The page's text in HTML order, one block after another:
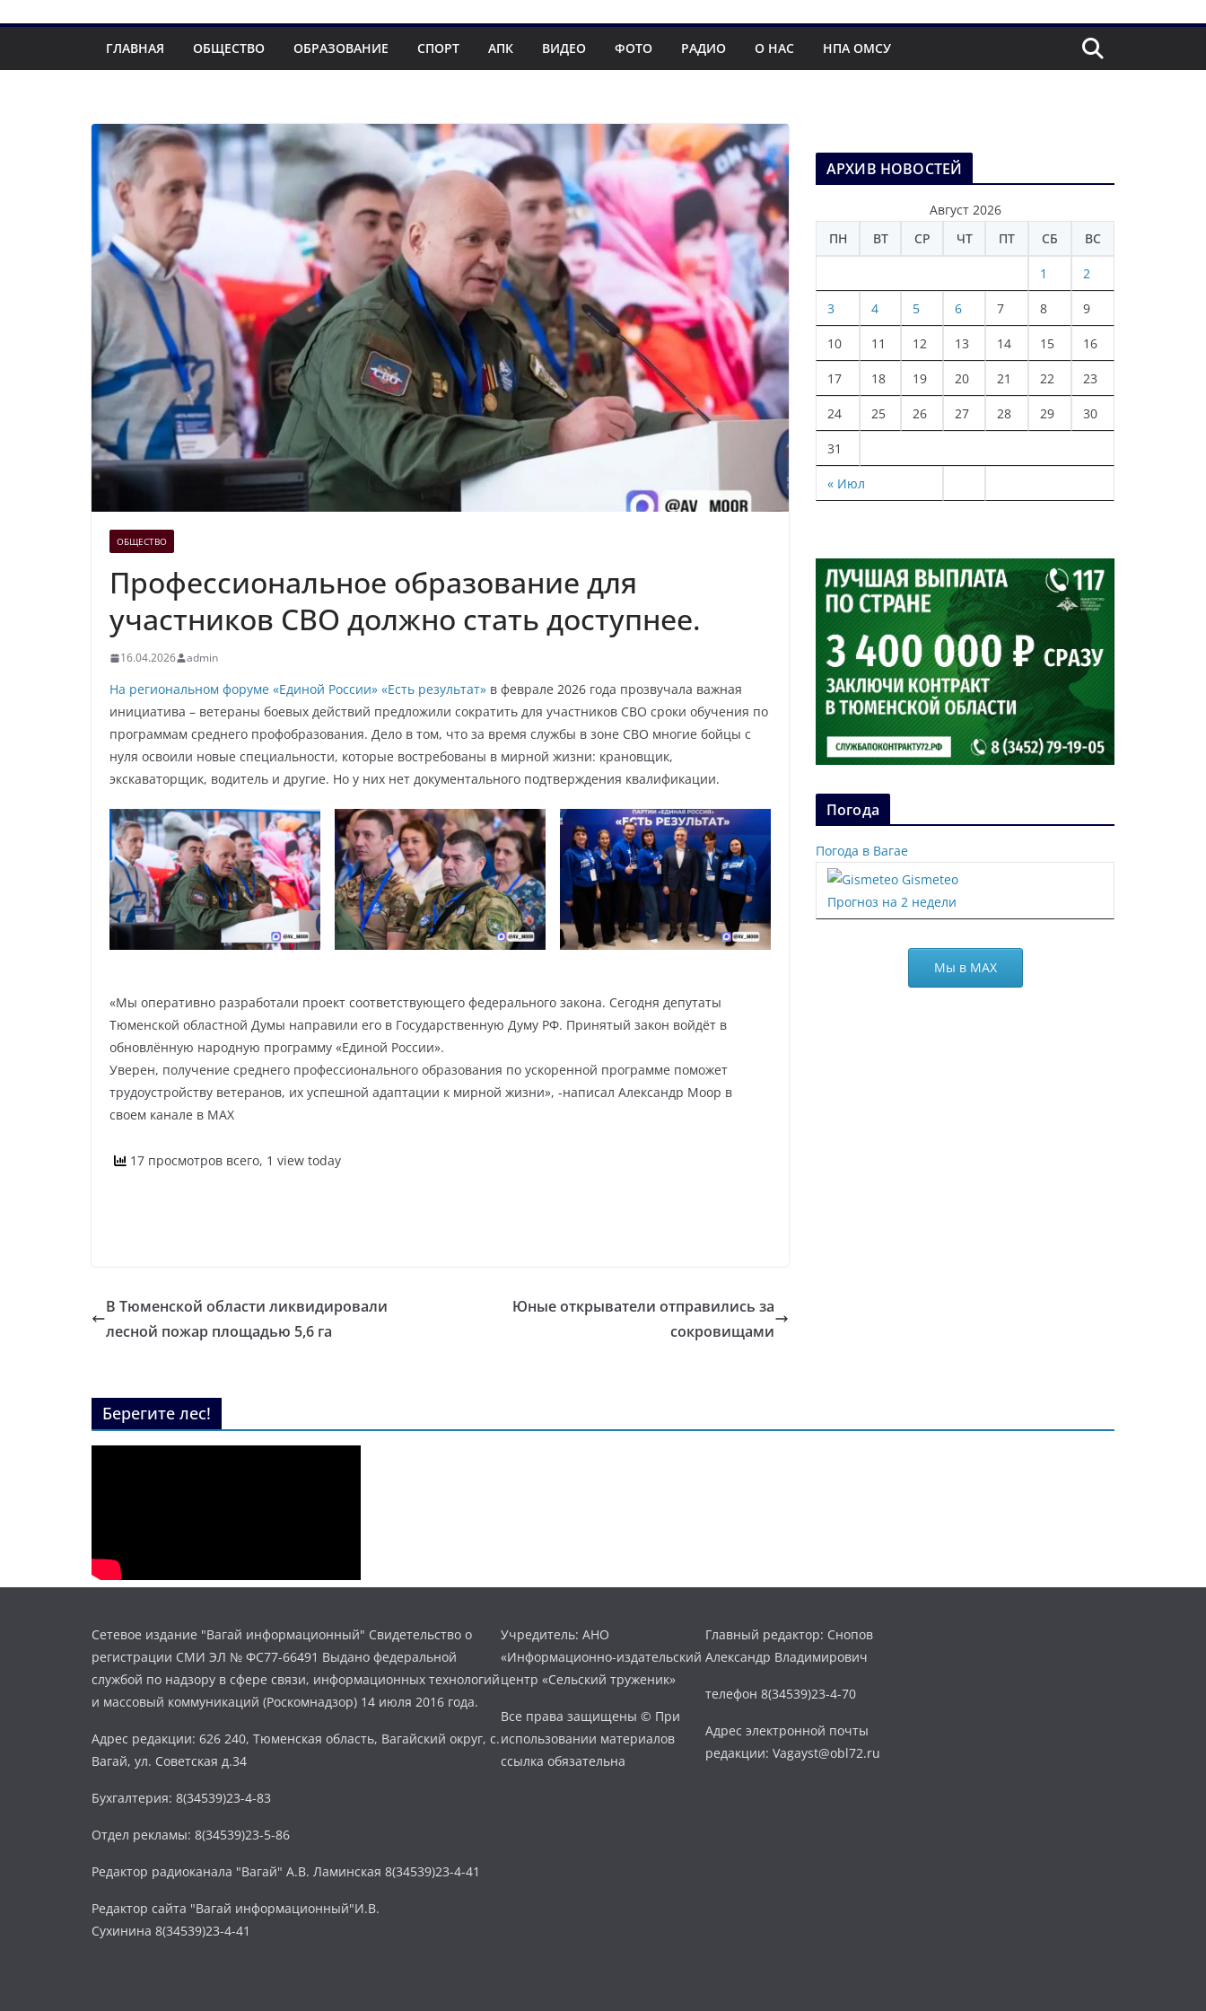
ГЛАВНАЯ ОБЩЕСТВО ОБРАЗОВАНИЕ СПОРТ АПК ВИДЕО ФОТО РАДИО О НАС НПА ОМСУ
ОБЩЕСТВО
Профессиональное образование для
участников СВО должно стать доступнее.
16.04.2026 admin
На региональном форуме «Единой России» «Есть результат» в феврале 2026 года прозвучала важная
инициатива – ветераны боевых действий предложили сократить для участников СВО сроки обучения по
программам среднего профобразования. Дело в том, что за время службы в зоне СВО многие бойцы с
нуля освоили новые специальности, которые востребованы в мирной жизни: крановщик,
экскаваторщик, водитель и другие. Но у них нет документального подтверждения квалификации.
«Мы оперативно разработали проект соответствующего федерального закона. Сегодня депутаты
Тюменской областной Думы направили его в Государственную Думу РФ. Принятый закон войдёт в
обновлённую народную программу «Единой России».
Уверен, получение среднего профессионального образования по ускоренной программе поможет
трудоустройству ветеранов, их успешной адаптации к мирной жизни», -написал Александр Моор в
своем канале в МАХ
17 просмотров всего, 1 view today
В Тюменской области ликвидировали
лесной пожар площадью 5,6 га
Юные открыватели отправились за
сокровищами
АРХИВ НОВОСТЕЙ
Август 2026
ПН
ВТ СР ЧТ ПТ СБ ВС
« Июл
1 2
3 4 5 6 7 8 9
10 11 12 13 14 15 16
17 18 19 20 21 22 23
24 25 26 27 28 29 30
31
Погода
Погода в Вагае
Gismeteo
Прогноз на 2 недели
Мы в МАХ
Берегите лес!
Сетевое издание "Вагай информационный" Свидетельство о
регистрации СМИ ЭЛ № ФС77-66491 Выдано федеральной
службой по надзору в сфере связи, информационных технологий
и массовый коммуникаций (Роскомнадзор) 14 июля 2016 года.
Адрес редакции: 626 240, Тюменская область, Вагайский округ, с.
Вагай, ул. Советская д.34
Бухгалтерия: 8(34539)23-4-83
Отдел рекламы: 8(34539)23-5-86
Редактор радиоканала "Вагай" А.В. Ламинская 8(34539)23-4-41
Редактор сайта "Вагай информационный"И.В.
Сухинина 8(34539)23-4-41
Учредитель: АНО
«Информационно-издательский
центр «Сельский труженик»
Все права защищены © При
использовании материалов
ссылка обязательна
Главный редактор: Снопов
Александр Владимирович
телефон 8(34539)23-4-70
Адрес электронной почты
редакции: Vagayst@obl72.ru